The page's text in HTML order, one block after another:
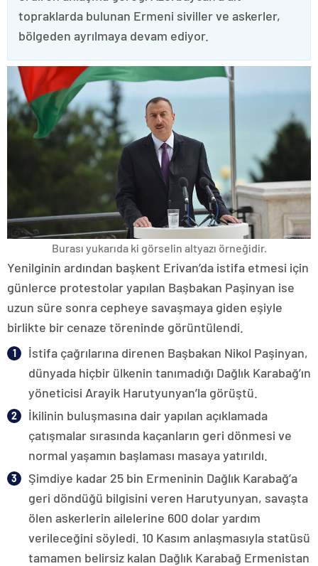
topraklarda bulunan Ermeni siviller ve askerler,
bölgeden ayrılmaya devam ediyor.
Burası yukarıda ki görselin altyazı örneğidir.
Yenilginin ardından başkent Erivan’da istifa etmesi için
günlerce protestolar yapılan Başbakan Paşinyan ise
uzun süre sonra cepheye savaşmaya giden eşiyle
birlikte bir cenaze töreninde görüntülendi.
İstifa çağrılarına direnen Başbakan Nikol Paşinyan,
dünyada hiçbir ülkenin tanımadığı Dağlık Karabağ’ın
yöneticisi Arayik Harutyunyan’la görüştü.
İkilinin buluşmasına dair yapılan açıklamada
çatışmalar sırasında kaçanların geri dönmesi ve
normal yaşamın başlaması masaya yatırıldı.
Şimdiye kadar 25 bin Ermeninin Dağlık Karabağ’a
geri döndüğü bilgisini veren Harutyunyan, savaşta
ölen askerlerin ailelerine 600 dolar yardım
verileceğini söyledi. 10 Kasım anlaşmasıyla statüsü
tamamen belirsiz kalan Dağlık Karabağ Ermenistan